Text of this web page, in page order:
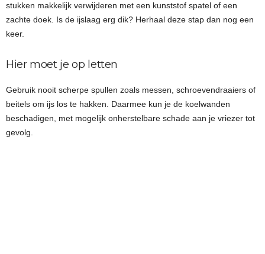
stukken makkelijk verwijderen met een kunststof spatel of een
zachte doek. Is de ijslaag erg dik? Herhaal deze stap dan nog een
keer.
Hier moet je op letten
Gebruik nooit scherpe spullen zoals messen, schroevendraaiers of
beitels om ijs los te hakken. Daarmee kun je de koelwanden
beschadigen, met mogelijk onherstelbare schade aan je vriezer tot
gevolg.